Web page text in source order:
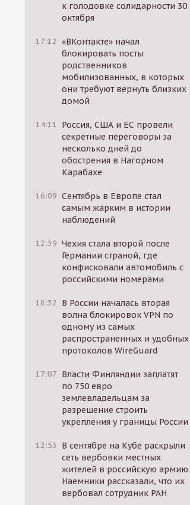
к голодовке солидарности 30
октября
17:12 «ВКонтакте» начал
блокировать посты
родственников
мобилизованных, в которых
они требуют вернуть близких
домой
14:11
Россия, США и ЕС провели
секретные переговоры за
несколько дней до
обострения в Нагорном
Карабахе
16:09 Сентябрь в Европе стал
самым жарким в истории
наблюдений
12:39 Чехия стала второй после
Германии страной, где
конфисковали автомобиль с
российскими номерами
18:32
В России началась вторая
волна блокировок VPN по
одному из самых
распространенных и удобных
протоколов WireGuard
17:07 Власти Финляндии заплатят
по 750 евро
землевладельцам за
разрешение строить
укрепления у границы России
12:53
В сентябре на Кубе раскрыли
сеть вербовки местных
жителей в российскую армию.
Наемники рассказали, что их
вербовал сотрудник РАН